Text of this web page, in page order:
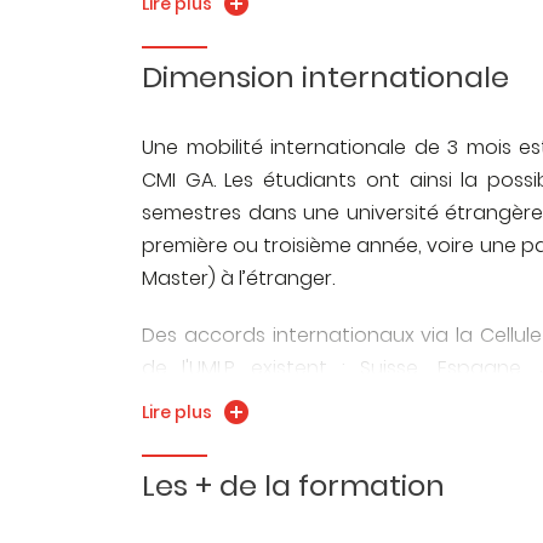
entreprises des secteurs d'activités
dans son futur environnement
permet une excellente insertion
Vous trouverez des informations
Dimension internationale
Une mobilité internationale de 3 mois
CMI GA. Les étudiants ont ainsi la
semestres dans une université
première ou troisième année, voire une
Master) à l’étranger.
Des accords internationaux via la
de l'UMLP existent : Suisse, Espagne,
échanges avec Kansas State
également régulièrement.
Lire plus
Les + de la formation